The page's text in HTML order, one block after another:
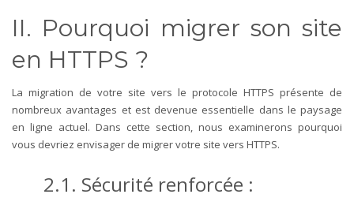
II. Pourquoi migrer son site
en HTTPS ?
La migration de votre site vers le protocole HTTPS présente de
nombreux avantages et est devenue essentielle dans le paysage
en ligne actuel. Dans cette section, nous examinerons pourquoi
vous devriez envisager de migrer votre site vers HTTPS.
2.1. Sécurité renforcée :